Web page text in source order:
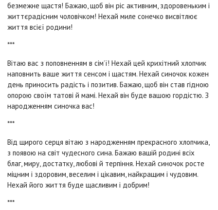
безмежне щастя! Бажаю, щоб він ріс активним, здоровеньким і
життєрадісним чоловічком! Нехай миле сонечко висвітлює
життя всієї родини!
***
Вітаю вас з поповненням в сім’ї! Нехай цей крихітний хлопчик
наповнить ваше життя сенсом і щастям. Нехай синочок кожен
день приносить радість і позитив. Бажаю, щоб він став гідною
опорою своїм татові й мамі. Нехай він буде вашою гордістю. З
народженням синочка вас!
***
Від щирого серця вітаю з народженням прекрасного хлопчика,
з появою на світ чудесного сина. Бажаю вашій родині всіх
благ, миру, достатку, любові й терпіння. Нехай синочок росте
міцним і здоровим, веселим і цікавим, найкращим і чудовим.
Нехай його життя буде щасливим і добрим!
***